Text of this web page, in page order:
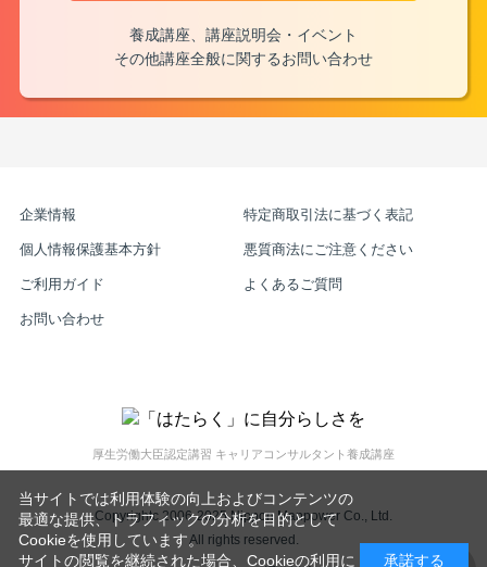
養成講座、講座説明会・イベント
その他講座全般に関するお問い合わせ
厚生労働大臣認定講習 キャリアコンサルタント養成講座
企業情報 特定商取引法に基づく表記
個人情報保護基本方針 悪質商法にご注意ください
ご利用ガイド よくあるご質問
お問い合わせ
Copyrightc 2006-2025 Nippon Manpower Co., Ltd.
All rights reserved.
当サイトでは利用体験の向上およびコンテンツの
最適な提供、トラフィックの分析を目的として
Cookieを使用しています。
サイトの閲覧を継続された場合、Cookieの利用に
承諾する